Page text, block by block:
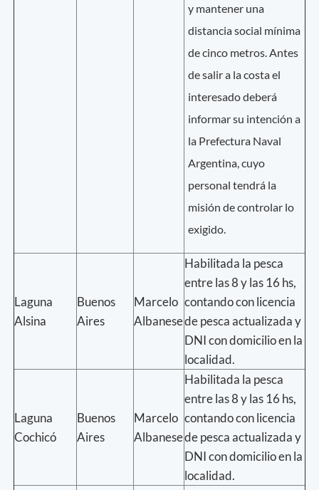
y mantener una
distancia social mínima
de cinco metros. Antes
de salir a la costa el
interesado deberá
informar su intención a
la Prefectura Naval
Argentina, cuyo
personal tendrá la
misión de controlar lo
exigido.
Laguna
Alsina
Buenos
Aires
Marcelo
Albanese
Habilitada la pesca
entre las 8 y las 16 hs,
contando con licencia
de pesca actualizada y
DNI con domicilio en la
localidad.
Laguna
Cochicó
Buenos
Aires
Marcelo
Albanese
Habilitada la pesca
entre las 8 y las 16 hs,
contando con licencia
de pesca actualizada y
DNI con domicilio en la
localidad.